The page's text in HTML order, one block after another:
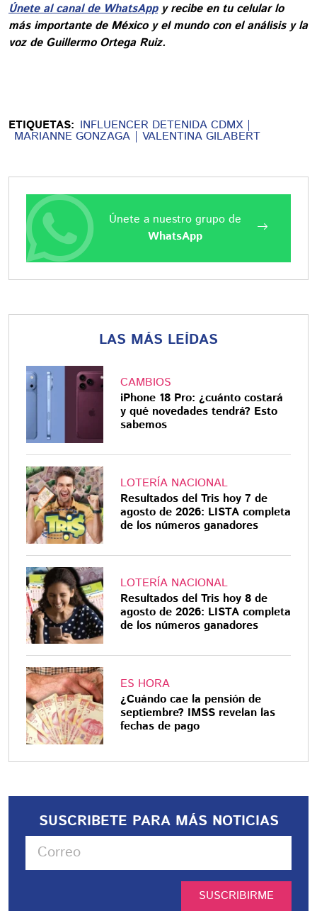
Únete al canal de WhatsAppy recibe en tu celular lo
más importante de México y el mundo con el análisis y la
voz de Guillermo Ortega Ruiz.
ETIQUETAS: INFLUENCER DETENIDA CDMX
MARIANNE GONZAGA VALENTINA GILABERT
Únete a nuestro grupo de
WhatsApp
LAS MÁS LEÍDAS
CAMBIOS
iPhone 18 Pro: ¿cuánto costará
y qué novedades tendrá? Esto
sabemos
LOTERÍA NACIONAL
Resultados del Tris hoy 7 de
agosto de 2026: LISTA completa
de los números ganadores
LOTERÍA NACIONAL
Resultados del Tris hoy 8 de
agosto de 2026: LISTA completa
de los números ganadores
ES HORA
¿Cuándo cae la pensión de
septiembre? IMSS revelan las
fechas de pago
SUSCRIBETE PARA MÁS NOTICIAS
SUSCRIBIRME